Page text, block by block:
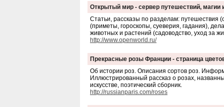
Открытый мир - сервер путешествий, магии
Статьи, рассказы по разделам: путешествия
(приметы, гороскопы, суеверия, гадания),
животных и растений (садоводство, уход за
http://www.openworld.ru/
Прекрасные розы Франции - страница
Об истории роз. Описания сортов роз.
Иллюстрированный рассказ о розах,
искусстве, поэтический сборник.
http://russianparis.com/roses